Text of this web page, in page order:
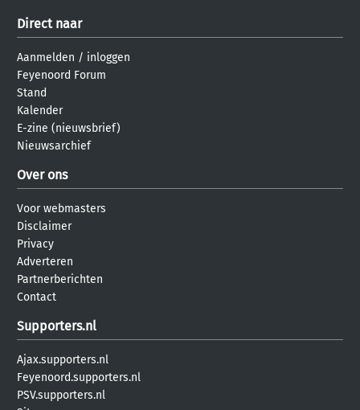
Direct naar
Aanmelden / inloggen
Feyenoord Forum
Stand
Kalender
E-zine (nieuwsbrief)
Nieuwsarchief
Over ons
Voor webmasters
Disclaimer
Privacy
Adverteren
Partnerberichten
Contact
Supporters.nl
Ajax.supporters.nl
Feyenoord.supporters.nl
PSV.supporters.nl